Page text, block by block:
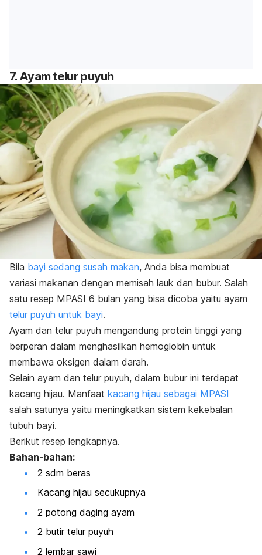
7. Ayam telur puyuh
Bila bayi sedang susah makan, Anda bisa membuat
variasi makanan dengan memisah lauk dan bubur. Salah
satu resep MPASI 6 bulan yang bisa dicoba yaitu ayam
telur puyuh untuk bayi.
Ayam dan telur puyuh mengandung protein tinggi yang
berperan dalam menghasilkan hemoglobin untuk
membawa oksigen dalam darah.
Selain ayam dan telur puyuh, dalam bubur ini terdapat
kacang hijau. Manfaat kacang hijau sebagai MPASI
salah satunya yaitu meningkatkan sistem kekebalan
tubuh bayi.
Berikut resep lengkapnya.
Bahan-bahan:
2 sdm beras
Kacang hijau secukupnya
2 potong daging ayam
2 butir telur puyuh
2 lembar sawi